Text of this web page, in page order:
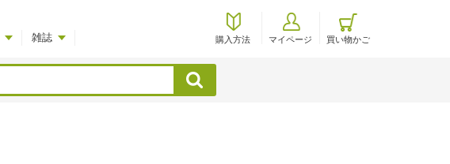
雑誌 購入方法 マイページ 買い物かご
検索